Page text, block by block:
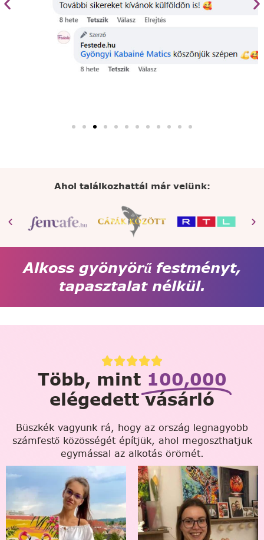
Ahol találkozhattál már velünk:
Alkoss gyönyörű festményt,
tapasztalat nélkül.
Több, mint 100,000
elégedett vásárló
Büszkék vagyunk rá, hogy az ország legnagyobb
számfestő közösségét építjük, ahol megoszthatjuk
egymással az alkotás örömét.